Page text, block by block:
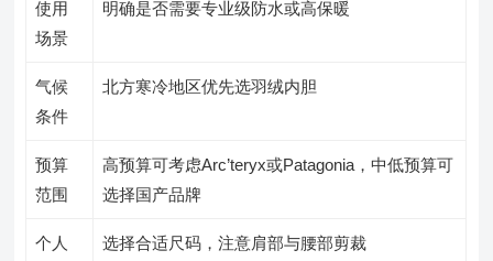
使用
场景
明确是否需要专业级防水或高保暖
气候
条件
北方寒冷地区优先选羽绒内胆
预算
范围
高预算可考虑Arc’teryx或Patagonia，中低预算可
选择国产品牌
个人
选择合适尺码，注意肩部与腰部剪裁